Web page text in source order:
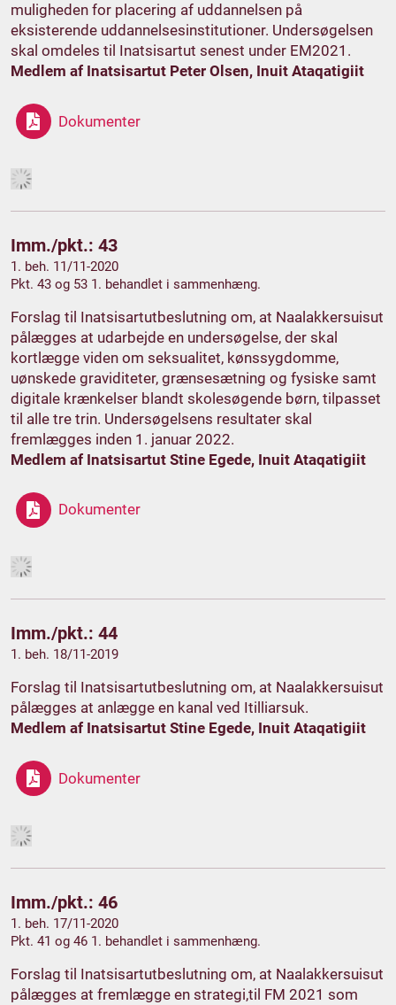
muligheden for placering af uddannelsen på
eksisterende uddannelsesinstitutioner. Undersøgelsen
skal omdeles til Inatsisartut senest under EM2021.
Medlem af Inatsisartut Peter Olsen, Inuit Ataqatigiit
Dokumenter
Imm./pkt.: 43
1. beh. 11/11-2020
Pkt. 43 og 53 1. behandlet i sammenhæng.
Forslag til Inatsisartutbeslutning om, at Naalakkersuisut
pålægges at udarbejde en undersøgelse, der skal
kortlægge viden om seksualitet, kønssygdomme,
uønskede graviditeter, grænsesætning og fysiske samt
digitale krænkelser blandt skolesøgende børn, tilpasset
til alle tre trin. Undersøgelsens resultater skal
fremlægges inden 1. januar 2022.
Medlem af Inatsisartut Stine Egede, Inuit Ataqatigiit
Dokumenter
Imm./pkt.: 44
1. beh. 18/11-2019
Forslag til Inatsisartutbeslutning om, at Naalakkersuisut
pålægges at anlægge en kanal ved Itilliarsuk.
Medlem af Inatsisartut Stine Egede, Inuit Ataqatigiit
Dokumenter
Imm./pkt.: 46
1. beh. 17/11-2020
Pkt. 41 og 46 1. behandlet i sammenhæng.
Forslag til Inatsisartutbeslutning om, at Naalakkersuisut
pålægges at fremlægge en strategi,til FM 2021 som